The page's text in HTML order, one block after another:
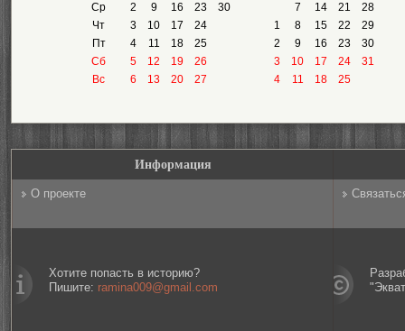
Ср
Чт
Пт
Сб
Вс
2
9 16 23
30
3
10 17
24
4
11 18
25
5
12 19
26
6
13 20 27
7
14 21
28
1
8 15 22
29
2
9 16 23
30
3
10 17 24
31
4
11 18 25
Информация
О проекте
Хотите попасть в историю?
Пишите: ramina009@gmail.com